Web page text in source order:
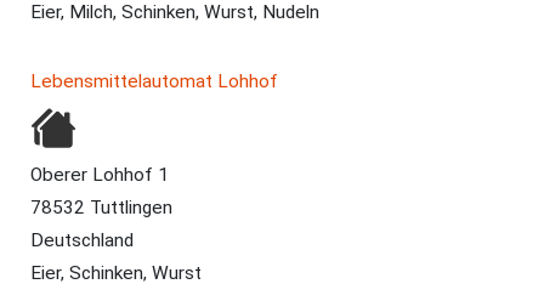
Eier, Milch, Schinken, Wurst, Nudeln
Lebensmittelautomat Lohhof
Oberer Lohhof 1
78532 Tuttlingen
Deutschland
Eier, Schinken, Wurst